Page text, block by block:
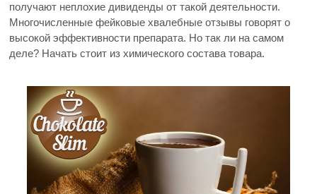
получают неплохие дивиденды от такой деятельности.
Многочисленные фейковые хвалебные отзывы говорят о
высокой эффективности препарата. Но так ли на самом
деле? Начать стоит из химического состава товара.